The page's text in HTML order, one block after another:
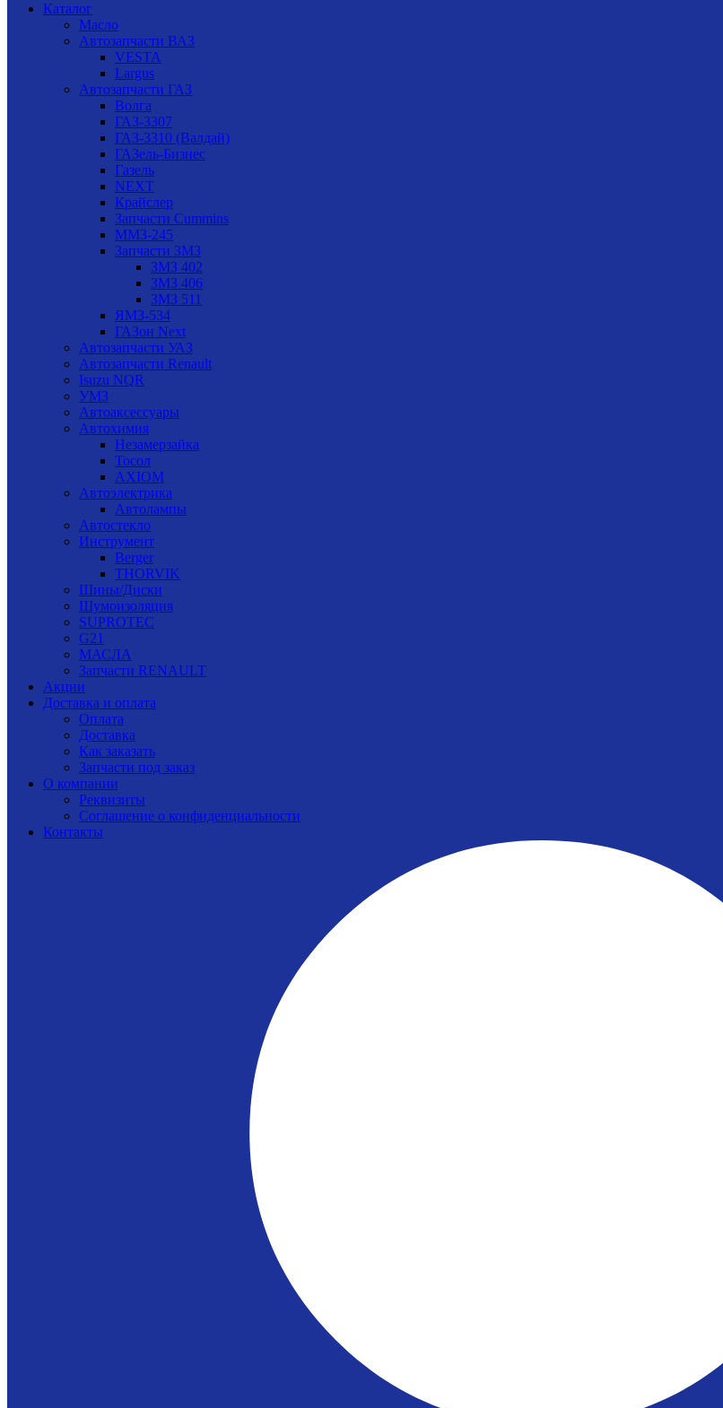
Каталог
Масло
Автозапчасти ВАЗ
VESTA
Largus
Автозапчасти ГАЗ
Волга
ГАЗ-3307
ГАЗ-3310 (Валдай)
ГАЗель-Бизнес
Газель
NEXT
Крайслер
Запчасти Cummins
ММЗ-245
Запчасти ЗМЗ
ЗМЗ 402
ЗМЗ 406
ЗМЗ 511
ЯМЗ-534
ГАЗон Next
Автозапчасти УАЗ
Автозапчасти Renault
Isuzu NQR
УМЗ
Автоаксессуары
Автохимия
Незамерзайка
Тосол
AXIOM
Автоэлектрика
Автолампы
Автостекло
Инструмент
Berger
THORVIK
Шины/Диски
Шумоизоляция
SUPROTEC
G21
МАСЛА
Запчасти RENAULT
Акции
Доставка и оплата
Оплата
Доставка
Как заказать
Запчасти под заказ
О компании
Реквизиты
Соглашение о конфиденциальности
Контакты